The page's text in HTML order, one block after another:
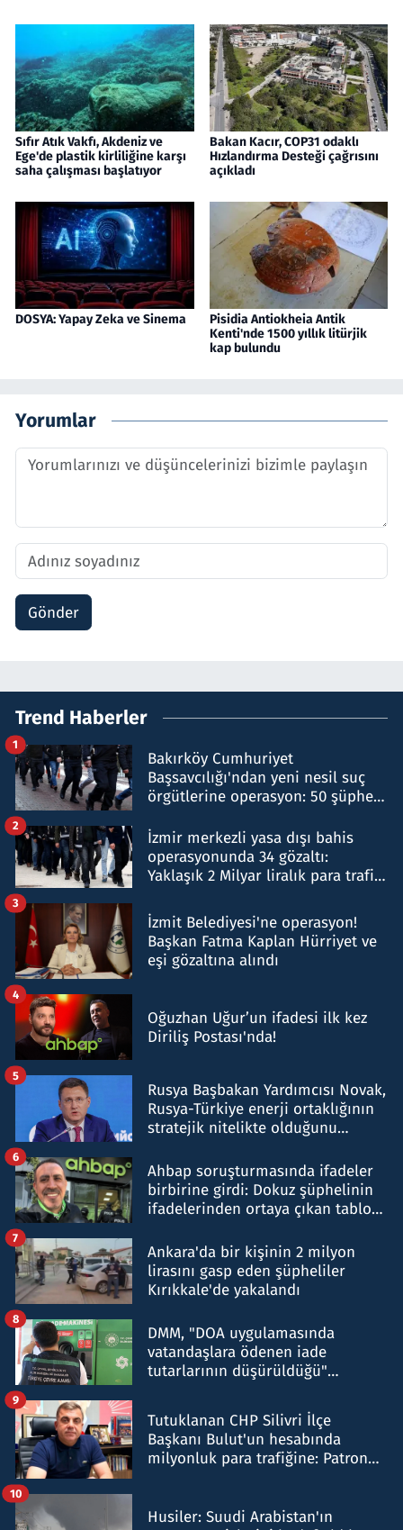
Sıfır Atık Vakfı, Akdeniz ve
Ege'de plastik kirliliğine karşı
saha çalışması başlatıyor
Bakan Kacır, COP31 odaklı
Hızlandırma Desteği çağrısını
açıkladı
DOSYA: Yapay Zeka ve Sinema
Pisidia Antiokheia Antik
Kenti'nde 1500 yıllık litürjik
kap bulundu
Yorumlar
Gönder
Trend Haberler
Bakırköy Cumhuriyet
Başsavcılığı'ndan yeni nesil suç
örgütlerine operasyon: 50 şüpheli
1
İzmir merkezli yasa dışı bahis
operasyonunda 34 gözaltı:
Yaklaşık 2 Milyar liralık para trafiği
2
İzmit Belediyesi'ne operasyon!
Başkan Fatma Kaplan Hürriyet ve
eşi gözaltına alındı
3
Oğuzhan Uğur’un ifadesi ilk kez
Diriliş Postası'nda!
4
Rusya Başbakan Yardımcısı Novak,
Rusya-Türkiye enerji ortaklığının
stratejik nitelikte olduğunu
5
Ahbap soruşturmasında ifadeler
birbirine girdi: Dokuz şüphelinin
ifadelerinden ortaya çıkan tablo
6
Ankara'da bir kişinin 2 milyon
lirasını gasp eden şüpheliler
Kırıkkale'de yakalandı
7
DMM, "DOA uygulamasında
vatandaşlara ödenen iade
tutarlarının düşürüldüğü"
8
Tutuklanan CHP Silivri İlçe
Başkanı Bulut'un hesabında
milyonluk para trafiğine: Patron
9
Husiler: Suudi Arabistan'ın
10